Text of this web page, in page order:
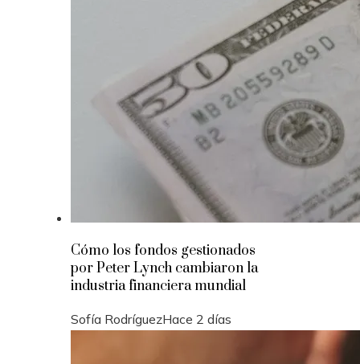
Cómo los fondos gestionados
por Peter Lynch cambiaron la
industria financiera mundial
Sofía RodríguezHace 2 días